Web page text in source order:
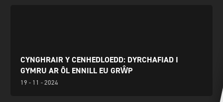
CYNGHRAIR Y CENHEDLOEDD: DYRCHAFIAD I
GYMRU AR ÔL ENNILL EU GRŴP
19 - 11 - 2024